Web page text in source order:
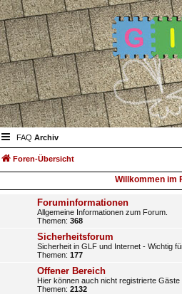
FAQ Archiv
Foren-Übersicht
Willkommen im
Foruminformationen
Allgemeine Informationen zum Forum.
Themen: 368
Sicherheitsforum
Sicherheit in GLF und Internet - Wichtig
Themen: 177
Offener Bereich
Hier können auch nicht registrierte Gäste
Themen: 2132